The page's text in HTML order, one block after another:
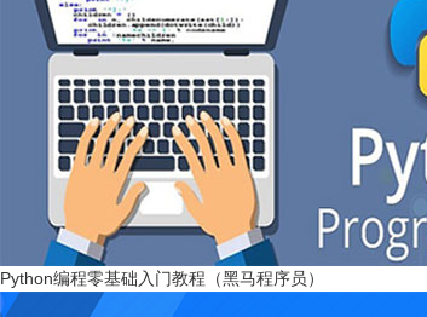
Python编程零基础入门教程（黑马程序员）